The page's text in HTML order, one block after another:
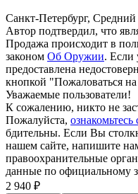
Санкт-Петербург,
Автор подтвердил, что
Продажа происходит в
законом Об Оружии. Если
предоставлена
кнопкой "Пожаловаться
Уважаемые пользователи!
К сожалению, никто не
Пожалуйста, ознакомьтесь
бдительны. Если Вы
нашем сайте, напишите
правоохранительные
данные по официальному
2 940 ₽